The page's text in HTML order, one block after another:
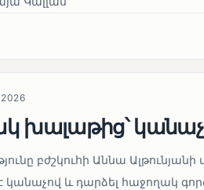
խալաթից՝
բժշկուհի Աննա
կանաչով և դարձել հաջողակ